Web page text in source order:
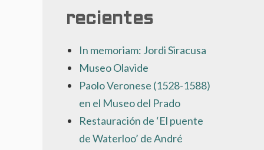
recientes
In memoriam: Jordi Siracusa
Museo Olavide
Paolo Veronese (1528-1588)
en el Museo del Prado
Restauración de ‘El puente
de Waterloo’ de André